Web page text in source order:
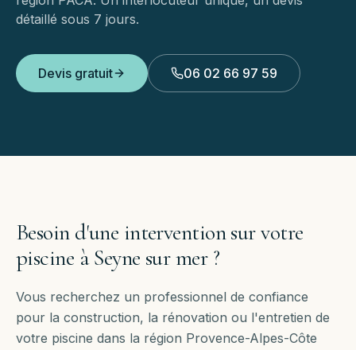
détaillé sous 7 jours.
Devis gratuit 06 02 66 97 59
Besoin d'une intervention sur votre
piscine àSeyne sur mer?
Vous recherchez un professionnel de confiance
pour la construction, la rénovation ou l'entretien de
votre piscine dans la région Provence-Alpes-Côte